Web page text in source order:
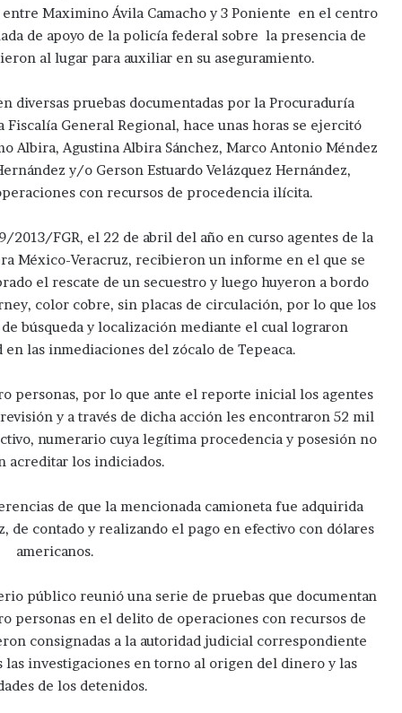
Maximino Ávila Camacho y 3 Poniente en el centro
de apoyo de la policía federal sobre la presencia de
al lugar para auxiliar en su aseguramiento.
diversas pruebas documentadas por la Procuraduría
Fiscalía General Regional, hace unas horas se ejercitó
Albira, Agustina Albira Sánchez, Marco Antonio Méndez
y/o Gerson Estuardo Velázquez Hernández,
con recursos de procedencia ilícita.
2013/FGR, el 22 de abril del año en curso agentes de la
México-Veracruz, recibieron un informe en el que se
el rescate de un secuestro y luego huyeron a bordo
color cobre, sin placas de circulación, por lo que los
búsqueda y localización mediante el cual lograron
las inmediaciones del zócalo de Tepeaca.
personas, por lo que ante el reporte inicial los agentes
y a través de dicha acción les encontraron 52 mil
numerario cuya legítima procedencia y posesión no
acreditar los indiciados.
de que la mencionada camioneta fue adquirida
de contado y realizando el pago en efectivo con dólares
americanos.
público reunió una serie de pruebas que documentan
personas en el delito de operaciones con recursos de
consignadas a la autoridad judicial correspondiente
las investigaciones en torno al origen del dinero y las
de los detenidos.